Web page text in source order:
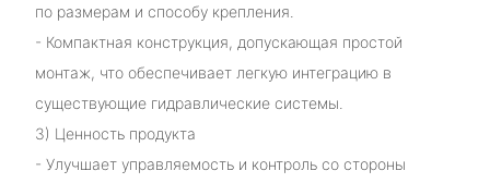
по размерам и способу крепления.
- Компактная конструкция, допускающая простой
монтаж, что обеспечивает легкую интеграцию в
существующие гидравлические системы.
3) Ценность продукта
- Улучшает управляемость и контроль со стороны